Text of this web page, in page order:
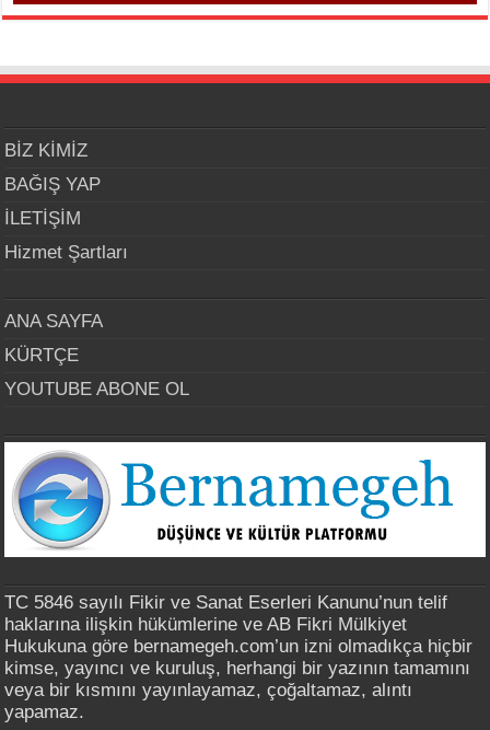
BİZ KİMİZ
BAĞIŞ YAP
İLETİŞİM
Hizmet Şartları
ANA SAYFA
KÜRTÇE
YOUTUBE ABONE OL
TC 5846 sayılı Fikir ve Sanat Eserleri Kanunu’nun telif
haklarına ilişkin hükümlerine ve AB Fikri Mülkiyet
Hukukuna göre bernamegeh.com’un izni olmadıkça hiçbir
kimse, yayıncı ve kuruluş, herhangi bir yazının tamamını
veya bir kısmını yayınlayamaz, çoğaltamaz, alıntı
yapamaz.